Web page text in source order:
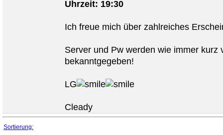
Uhrzeit: 19:30
Ich freue mich über zahlreiches
Server und Pw werden wie immer kurz
bekanntgegeben!
LG
Cleady
Sortierung: